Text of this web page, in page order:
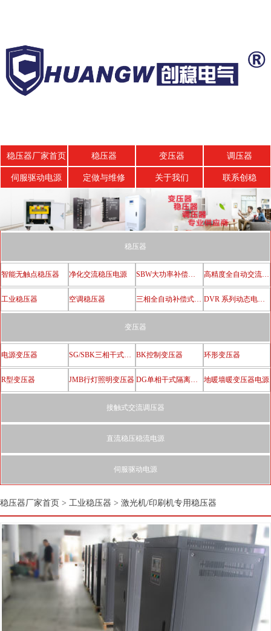
稳压器厂家首页 稳压器 变压器 调压器
伺服驱动电源 定做与维修 关于我们 联系创稳
稳压器
智能无触点稳压器 净化交流稳压电源 SBW大功率补偿电力稳压器 高精度全自动交流稳压器
工业稳压器 空调稳压器 三相全自动补偿式电力稳压器 DVR 系列动态电压恢复器
变压器
电源变压器 SG/SBK三相干式隔离变压器 BK控制变压器 环形变压器
R型变压器 JMB行灯照明变压器 DG单相干式隔离变压器 地暖墙暖变压器电源
接触式交流调压器
直流稳压稳流电源
伺服驱动电源
稳压器厂家首页 > 工业稳压器 > 激光机/印刷机专用稳压器